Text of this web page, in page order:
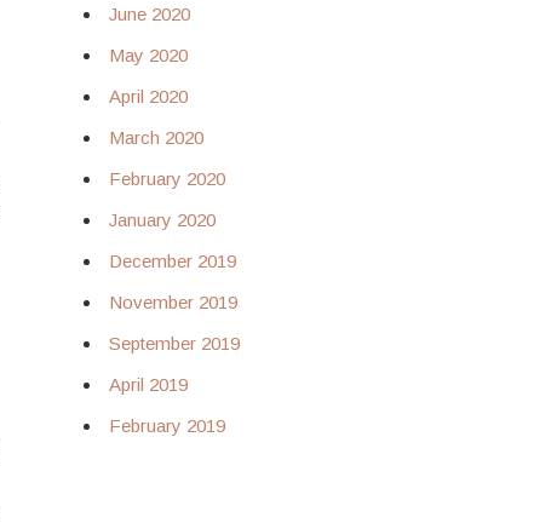
June 2020
May 2020
April 2020
March 2020
February 2020
January 2020
December 2019
November 2019
September 2019
April 2019
February 2019